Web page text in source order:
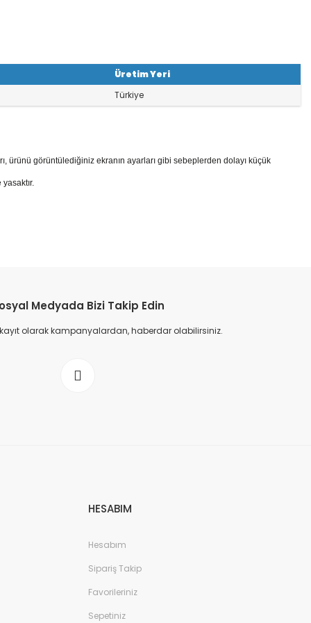
Üretim Yeri
Türkiye
ürünü görüntülediğiniz ekranın ayarları gibi sebeplerden dolayı küçük
Medyada Bizi Takip Edin
olarak kampanyalardan, haberdar olabilirsiniz.
HESABIM
Hesabım
Sipariş Takip
Favorileriniz
Sepetiniz